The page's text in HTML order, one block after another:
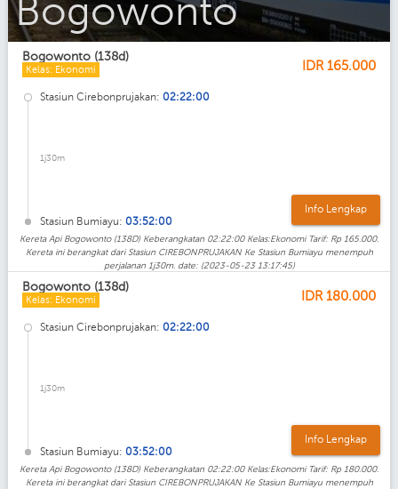
Bogowonto_Ekonomi_AC
Bogowonto (138d)
Kelas: Ekonomi IDR 165.000
Stasiun Cirebonprujakan: 02:22:00
1j30m
Stasiun Bumiayu: 03:52:00
Info Lengkap
Kereta Api Bogowonto (138D) Keberangkatan 02:22:00 Kelas:Ekonomi Tarif: Rp 165.000.
Kereta ini berangkat dari Stasiun CIREBONPRUJAKAN Ke Stasiun Bumiayu menempuh
perjalanan 1j30m. date: (2023-05-23 13:17:45)
Bogowonto (138d)
Kelas: Ekonomi IDR 180.000
Stasiun Cirebonprujakan: 02:22:00
1j30m
Stasiun Bumiayu: 03:52:00
Info Lengkap
Kereta Api Bogowonto (138D) Keberangkatan 02:22:00 Kelas:Ekonomi Tarif: Rp 180.000.
Kereta ini berangkat dari Stasiun CIREBONPRUJAKAN Ke Stasiun Bumiayu menempuh